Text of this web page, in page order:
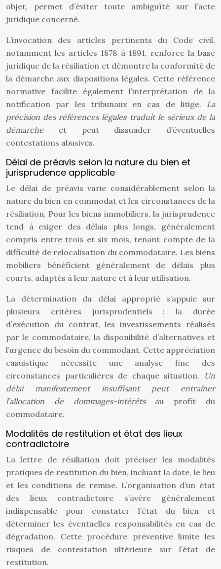
objet, permet d’éviter toute ambiguïté sur l’acte
juridique concerné.
L’invocation des articles pertinents du Code civil,
notamment les articles 1878 à 1891, renforce la base
juridique de la résiliation et démontre la conformité de
la démarche aux dispositions légales. Cette référence
normative facilite également l’interprétation de la
notification par les tribunaux en cas de litige. La
précision des références légales traduit le sérieux de la
démarche et peut dissuader d’éventuelles
contestations abusives.
Délai de préavis selon la nature du bien et
jurisprudence applicable
Le délai de préavis varie considérablement selon la
nature du bien en commodat et les circonstances de la
résiliation. Pour les biens immobiliers, la jurisprudence
tend à exiger des délais plus longs, généralement
compris entre trois et six mois, tenant compte de la
difficulté de relocalisation du commodataire. Les biens
mobiliers bénéficient généralement de délais plus
courts, adaptés à leur nature et à leur utilisation.
La détermination du délai approprié s’appuie sur
plusieurs critères jurisprudentiels : la durée
d’exécution du contrat, les investissements réalisés
par le commodataire, la disponibilité d’alternatives et
l’urgence du besoin du commodant. Cette appréciation
casuistique nécessite une analyse fine des
circonstances particulières de chaque situation. Un
délai manifestement insuffisant peut entraîner
l’allocation de dommages-intérêts au profit du
commodataire.
Modalités de restitution et état des lieux
contradictoire
La lettre de résiliation doit préciser les modalités
pratiques de restitution du bien, incluant la date, le lieu
et les conditions de remise. L’organisation d’un état
des lieux contradictoire s’avère généralement
indispensable pour constater l’état du bien et
déterminer les éventuelles responsabilités en cas de
dégradation. Cette procédure préventive limite les
risques de contestation ultérieure sur l’état de
restitution.